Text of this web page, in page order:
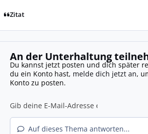
Zitat
An der Unterhaltung
Du kannst jetzt posten und dich später
du ein Konto hast, melde dich jetzt an,
Konto zu posten.
Auf dieses Thema antworten...